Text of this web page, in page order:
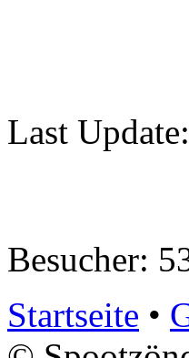
Last
Besucher:
Startseite •